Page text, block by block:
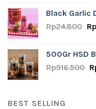
Black Garlic
Rp24.800 Rp
500Gr HSD
Rp916.500
BEST SELLING